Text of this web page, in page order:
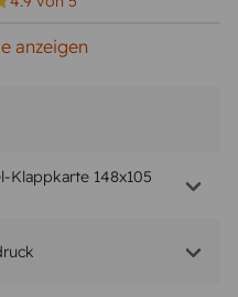
anzeigen
Klappkarte 148x105